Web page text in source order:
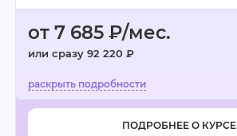
от 7 685 ₽/мес.
или сразу 92 220 ₽
ПОДРОБНЕЕ О КУРСЕ